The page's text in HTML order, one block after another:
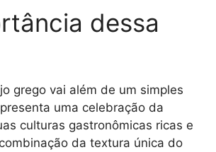
dessa
grego vai além de um simples
uma celebração da
culturas gastronômicas ricas e
da textura única do